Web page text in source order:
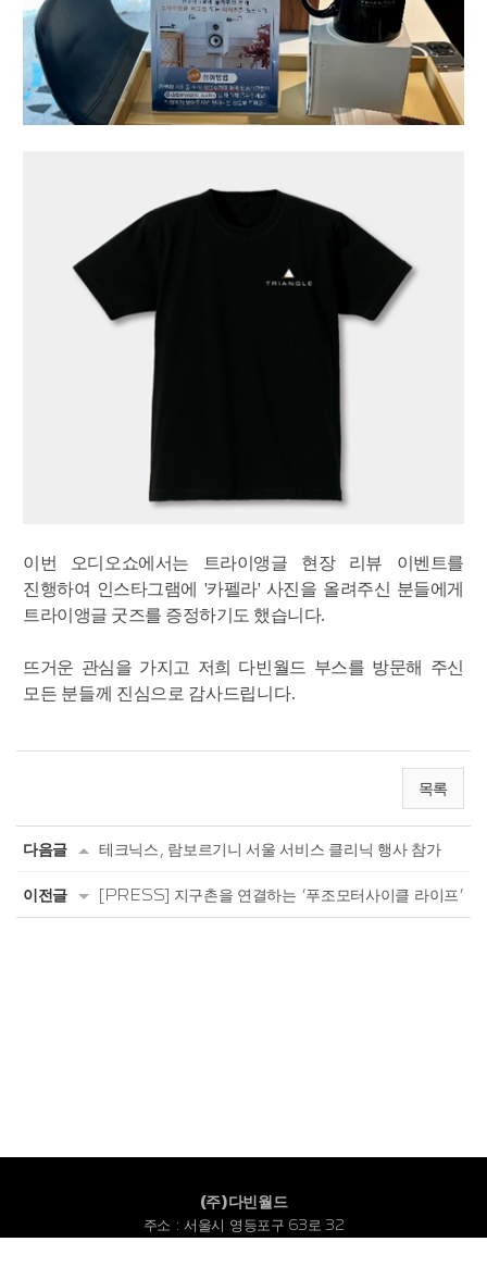
이번 오디오쇼에서는 트라이앵글 현장 리뷰 이벤트를
진행하여 인스타그램에 '카펠라' 사진을 올려주신 분들에게
트라이앵글 굿즈를 증정하기도 했습니다.
뜨거운 관심을 가지고 저희 다빈월드 부스를 방문해 주신
모든 분들께 진심으로 감사드립니다.
목록
다음글 테크닉스, 람보르기니 서울 서비스 클리닉 행사 참가
이전글 [PRESS] 지구촌을 연결하는 ‘푸조모터사이클 라이프’
(주)다빈월드
주소 : 서울시 영등포구 63로 32